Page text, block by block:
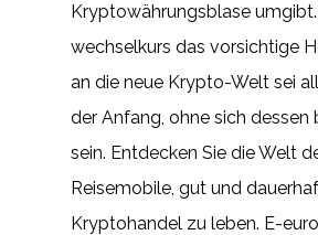
Kryptowährungsblase
wechselkurs das vorsichtige
an die neue Krypto-Welt sei
der Anfang, ohne sich dessen
sein. Entdecken Sie die Welt
Reisemobile, gut und
Kryptohandel zu leben. E-